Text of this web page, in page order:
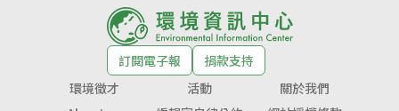
訂閱電子報
捐款支持
環境徵才
活動
關於我們